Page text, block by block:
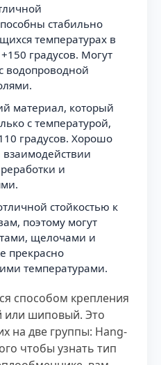
стабильно
температурах в
градусов. Могут
водопроводной
материал, который
с температурой,
градусов. Хорошо
взаимодействии
и
стойкостью к
поэтому могут
щелочами и
прекрасно
температурами.
способом крепления
или шиповый. Это
на две группы: Hang-
чтобы узнать тип